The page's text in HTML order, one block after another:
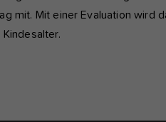
mit. Mit einer Evaluation